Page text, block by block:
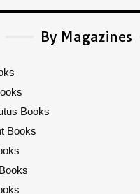
By Magazines
Books
Books